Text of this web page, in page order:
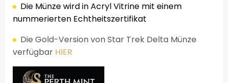
Die Münze wirdinAcrylVitrine mit einem
nummerierten Echtheitszertifikat
Die Gold-VersionvonStar Trek Delta Münze
verfügbar HIER